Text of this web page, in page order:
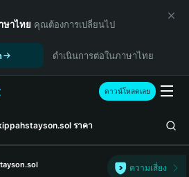
ษาไทย คุณต้องการเปลี่ยนไป
ดำเนินการต่อในภาษาไทย
ดาวน์โหลดเลย
ราคา
ความเสี่ยง